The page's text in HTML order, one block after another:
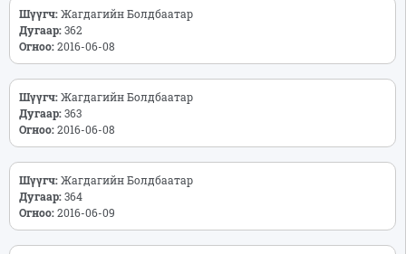
Шүүгч:Жагдагийн Болдбаатар
Дугаар:362
Огноо:2016-06-08
Шүүгч:Жагдагийн Болдбаатар
Дугаар:363
Огноо:2016-06-08
Шүүгч:Жагдагийн Болдбаатар
Дугаар:364
Огноо:2016-06-09